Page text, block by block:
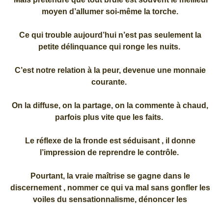
moyen d’allumer soi-même la torche.
Ce qui trouble aujourd’hui n’est pas seulement la
petite délinquance qui ronge les nuits.
C’est notre relation à la peur, devenue une monnaie
courante.
On la diffuse, on la partage, on la commente à chaud,
parfois plus vite que les faits.
Le réflexe de la fronde est séduisant , il donne
l’impression de reprendre le contrôle.
Pourtant, la vraie maîtrise se gagne dans le
discernement , nommer ce qui va mal sans gonfler les
voiles du sensationnalisme, dénoncer les